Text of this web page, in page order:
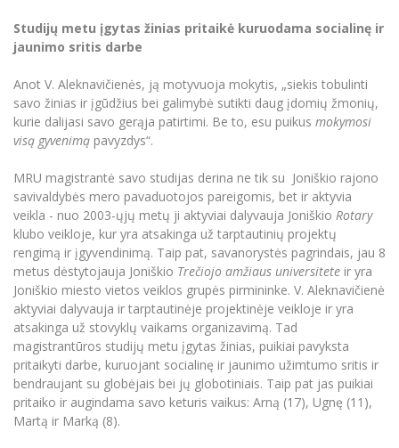
Studijų metu įgytas žinias pritaikė kuruodama socialinę ir
jaunimo sritis darbe
Anot V. Aleknavičienės, ją motyvuoja mokytis, „siekis tobulinti
savo žinias ir įgūdžius bei galimybė sutikti daug įdomių žmonių,
kurie dalijasi savo gerąja patirtimi. Be to, esu puikus mokymosi
visą gyvenimą pavyzdys“.
MRU magistrantė savo studijas derina ne tik su Joniškio rajono
savivaldybės mero pavaduotojos pareigomis, bet ir aktyvia
veikla - nuo 2003-ųjų metų ji aktyviai dalyvauja Joniškio Rotary
klubo veikloje, kur yra atsakinga už tarptautinių projektų
rengimą ir įgyvendinimą. Taip pat, savanorystės pagrindais, jau 8
metus dėstytojauja Joniškio Trečiojo amžiaus universitete ir yra
Joniškio miesto vietos veiklos grupės pirmininke. V. Aleknavičienė
aktyviai dalyvauja ir tarptautinėje projektinėje veikloje ir yra
atsakinga už stovyklų vaikams organizavimą. Tad
magistrantūros studijų metu įgytas žinias, puikiai pavyksta
pritaikyti darbe, kuruojant socialinę ir jaunimo užimtumo sritis ir
bendraujant su globėjais bei jų globotiniais. Taip pat jas puikiai
pritaiko ir augindama savo keturis vaikus: Arną (17), Ugnę (11),
Martą ir Marką (8).